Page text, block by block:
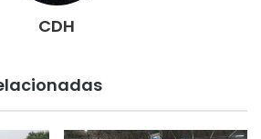
CDH